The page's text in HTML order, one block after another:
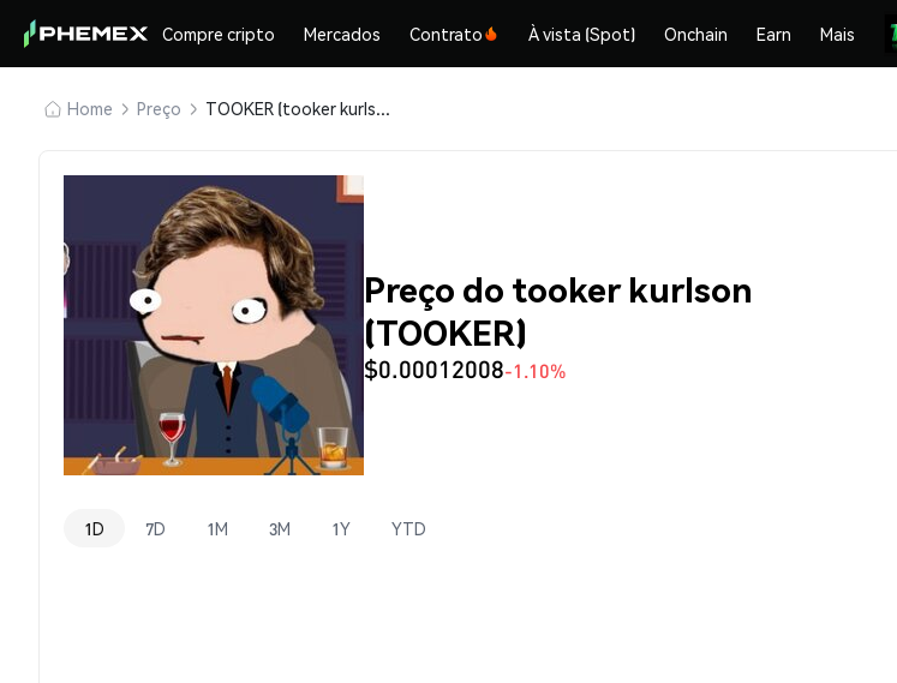
Compre cripto Mercados Contrato À vista (Spot) Onchain Earn Mais
Home Preço TOOKER (tooker kurlson)
Preço do tooker kurlson
(TOOKER)
$0.00012008-1.10%
1D 7D 1M 3M 1Y YTD